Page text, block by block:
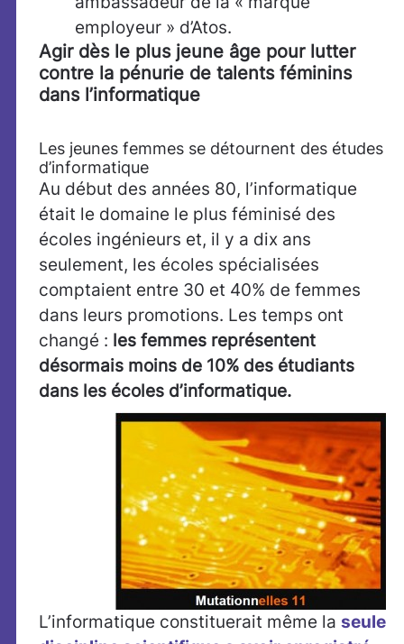
employeur » d’Atos.
Agir dès le plus jeune âge pour lutter
contre la pénurie de talents féminins
dans l’informatique
Les jeunes femmes se détournent des études
d’informatique
Au début des années 80, l’informatique
était le domaine le plus féminisé des
écoles ingénieurs et, il y a dix ans
seulement, les écoles spécialisées
comptaient entre 30 et 40% de femmes
dans leurs promotions. Les temps ont
changé : les femmes représentent
désormais moins de 10% des étudiants
dans les écoles d’informatique.
L’informatique constituerait même la seule